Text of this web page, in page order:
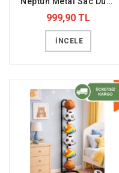
999,90 TL
İNCELE